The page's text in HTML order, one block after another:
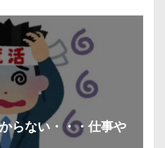
らない・・・仕事や